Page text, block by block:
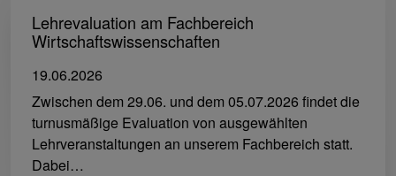
Lehrevaluation am Fachbereich
Wirtschaftswissenschaften
19.06.2026
Zwischen dem 29.06. und dem 05.07.2026 findet die
turnusmäßige Evaluation von ausgewählten
Lehrveranstaltungen an unserem Fachbereich statt.
Dabei…